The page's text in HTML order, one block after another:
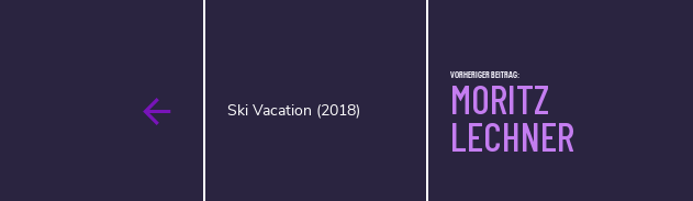
Ski Vacation (2018)
VORHERIGER BEITRAG:
MORITZ
LECHNER